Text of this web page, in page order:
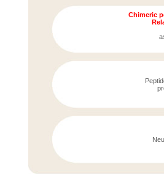
Chimeric